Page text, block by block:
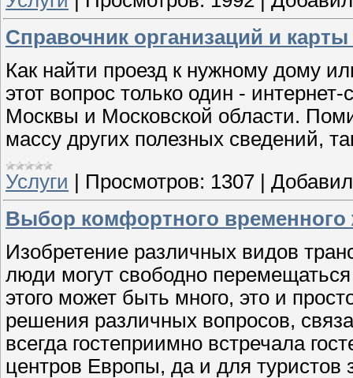
Справочник организаций и
Как найти проезд к нужному дому
этот вопрос только один -
Москвы и Московской области.
массу других полезных сведений,
Услуги | Просмотров: 1307 |
Выбор комфортного временного
Изобретение различных видов
люди могут свободно
этого может быть много, это и
решения различных вопросов,
всегда гостеприимно встречала
центров Европы, да и для туристов